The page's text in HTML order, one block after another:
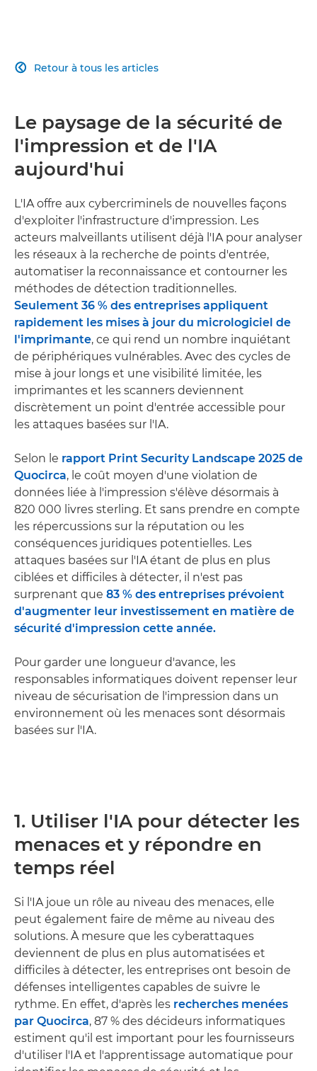
Retour à tous les articles

Le paysage de la sécurité de
l'impression et de l'IA
aujourd'hui
L'IA offre aux cybercriminels de nouvelles façons
d'exploiter l'infrastructure d'impression. Les
acteurs malveillants utilisent déjà l'IA pour analyser
les réseaux à la recherche de points d'entrée,
automatiser la reconnaissance et contourner les
méthodes de détection traditionnelles.
Seulement 36 % des entreprises appliquent
rapidement les mises à jour du micrologiciel de
l'imprimante, ce qui rend un nombre inquiétant
de périphériques vulnérables. Avec des cycles de
mise à jour longs et une visibilité limitée, les
imprimantes et les scanners deviennent
discrètement un point d'entrée accessible pour
les attaques basées sur l'IA.
Selon le rapport Print Security Landscape 2025 de
Quocirca, le coût moyen d'une violation de
données liée à l'impression s'élève désormais à
820 000 livres sterling. Et sans prendre en compte
les répercussions sur la réputation ou les
conséquences juridiques potentielles. Les
attaques basées sur l'IA étant de plus en plus
ciblées et difficiles à détecter, il n'est pas
surprenant que 83 % des entreprises prévoient
d'augmenter leur investissement en matière de
sécurité d'impression cette année.
Pour garder une longueur d'avance, les
responsables informatiques doivent repenser leur
niveau de sécurisation de l'impression dans un
environnement où les menaces sont désormais
basées sur l'IA.
1. Utiliser l'IA pour détecter les
menaces et y répondre en
temps réel
Si l'IA joue un rôle au niveau des menaces, elle
peut également faire de même au niveau des
solutions. À mesure que les cyberattaques
deviennent de plus en plus automatisées et
difficiles à détecter, les entreprises ont besoin de
défenses intelligentes capables de suivre le
rythme. En effet, d'après les recherches menées
par Quocirca, 87 % des décideurs informatiques
estiment qu'il est important pour les fournisseurs
d'utiliser l'IA et l'apprentissage automatique pour